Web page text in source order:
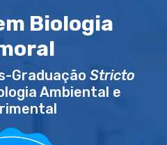
Biologia
Graduação Stricto
Ambiental e